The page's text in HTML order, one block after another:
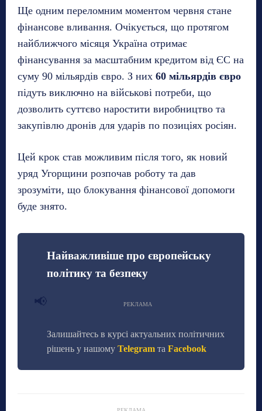
Ще одним переломним моментом червня стане
фінансове вливання. Очікується, що протягом
найближчого місяця Україна отримає
фінансування за масштабним кредитом від ЄС на
суму 90 мільярдів євро. З них 60 мільярдів євро
підуть виключно на військові потреби, що
дозволить суттєво наростити виробництво та
закупівлю дронів для ударів по позиціях росіян.
Цей крок став можливим після того, як новий
уряд Угорщини розпочав роботу та дав
зрозуміти, що блокування фінансової допомоги
буде знято.
📢
Найважливіше про європейську
політику та безпеку
РЕКЛАМА
Залишайтесь в курсі актуальних політичних
рішень у нашому Telegram та Facebook